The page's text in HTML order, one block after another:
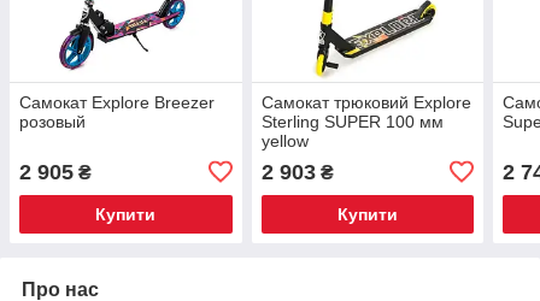
Самокат Explore Breezer
розовый
2 905 ₴
Купити
Самокат трюковий Explore
Sterling SUPER 100 мм
yellow
2 903₴
Купити
2
Про нас